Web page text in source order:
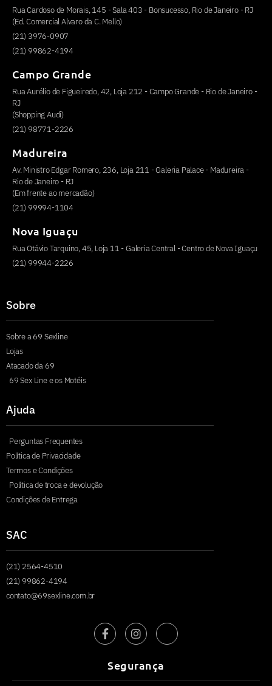
Rua Cardoso de Morais, 145 - Sala 403 - Bonsucesso, Rio de Janeiro - RJ
(Ed. Comercial Alvaro da C. Mello)
(21) 3976-0907
(21) 99862-4194
Campo Grande
Rua Aurélio de Figueiredo, 42, Loja 212 - Campo Grande - Rio de Janeiro -
RJ
(Shopping Audi)
(21) 98771-2226
Madureira
Av. Ministro Edgar Romero, 236, Loja 211 - Galeria Palace - Madureira -
Rio de Janeiro - RJ
(Em frente ao mercadão)
(21) 99994-1104
Nova Iguaçu
Rua Otávio Tarquino, 45, Loja 11 - Galeria Central - Centro de Nova Iguaçu
(21) 99944-2226
Sobre
Sobre a 69 Sexline
Lojas
Atacado da 69
69 Sex Line e os Motéis
Ajuda
Perguntas Frequentes
Política de Privacidade
Termos e Condições
Política de troca e devolução
Condições de Entrega
SAC
(21) 2564-4510
(21) 99862-4194
contato@69sexline.com.br
Segurança